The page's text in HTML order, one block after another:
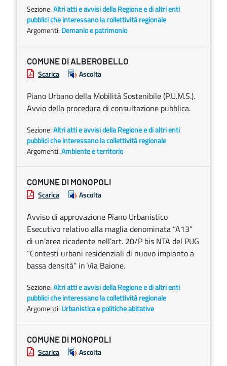
Sezione:Altri atti e avvisi della Regione e di altri enti
pubblici che interessano la collettività regionale
Argomenti: Demanio e patrimonio
COMUNE DI ALBEROBELLO
Scarica Ascolta
Piano Urbano della Mobilità Sostenibile (P.U.M.S.).
Avvio della procedura di consultazione pubblica.
Sezione:Altri atti e avvisi della Regione e di altri enti
pubblici che interessano la collettività regionale
Argomenti:Ambiente e territorio
COMUNE DI MONOPOLI
Scarica Ascolta
Avviso di approvazione Piano Urbanistico
Esecutivo relativo alla maglia denominata “A13”
di un’area ricadente nell’art. 20/P bis NTA del PUG
“Contesti urbani residenziali di nuovo impianto a
bassa densità” in Via Baione.
Sezione:Altri atti e avvisi della Regione e di altri enti
pubblici che interessano la collettività regionale
Argomenti: Urbanistica e politiche abitative
COMUNE DI MONOPOLI
Scarica Ascolta